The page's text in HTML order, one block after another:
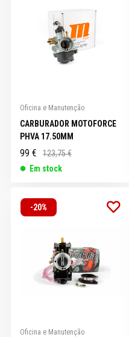
Oficina e Manutenção
CARBURADOR MOTOFORCE
PHVA 17.50MM
99 €
123,75 €
Em stock
-20%
Oficina e Manutenção